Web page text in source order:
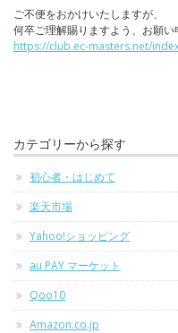
ご不便をおかけいたしますが、
何卒ご理解賜りますよう、お願い
https://club.ec-masters.net/
カテゴリーから探す
初心者・はじめて
楽天市場
Yahoo!ショッピング
au PAY マーケット
Qoo10
Amazon.co.jp